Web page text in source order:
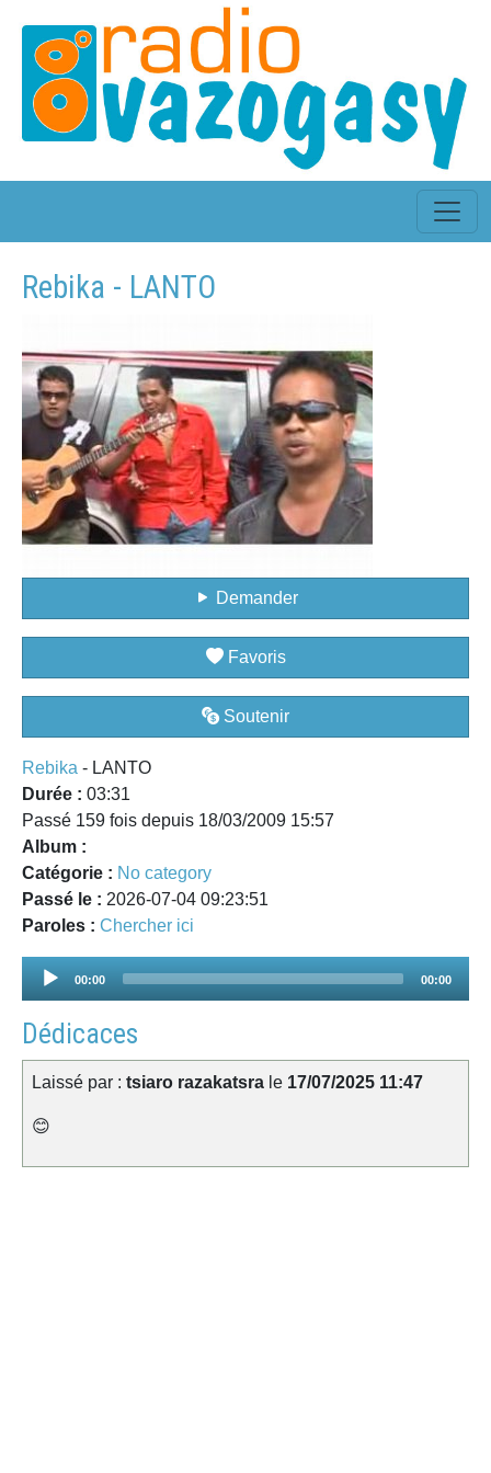
Rebika - LANTO
Demander
Favoris
Soutenir
Rebika - LANTO
Durée : 03:31
Passé 159 fois depuis 18/03/2009 15:57
Album :
Catégorie : No category
Passé le : 2026-07-04 09:23:51
Paroles : Chercher ici
Audio
00:00 00:00
Dédicaces
Laissé par : tsiaro razakatsra le 17/07/2025 11:47
😊